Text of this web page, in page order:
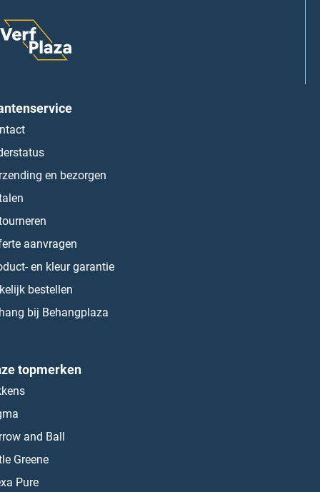
en bezorgen
aanvragen
en kleur garantie
bestellen
bij Behangplaza
topmerken
and Ball
Greene
Pure